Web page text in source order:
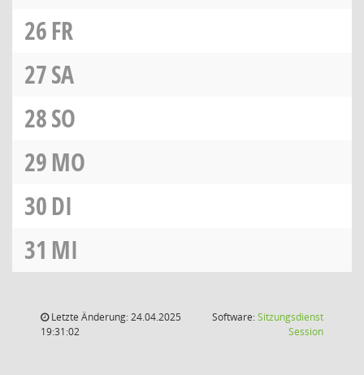
26FR
27SA
28SO
29MO
30DI
31 MI
Letzte Änderung: 24.04.2025
19:31:02
Software:Sitzungsdienst
Session(Wird in